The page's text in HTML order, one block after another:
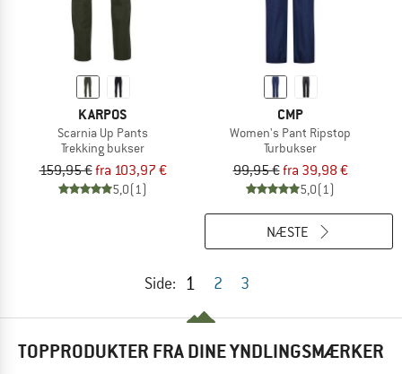
KARPOS
Scarnia Up Pants
Trekking bukser
159,95 €fra 103,97 €
5,0(1)
CMP
Women's Pant Ripstop
Turbukser
99,95 €fra 39,98 €
5,0(1)
Side: 1 2 3
NÆSTE
TOPPRODUKTER FRA DINE YNDLINGSMÆRKER